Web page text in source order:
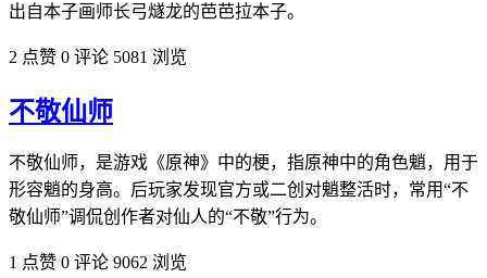
出自本子画师长弓燧龙的芭芭拉本子。
2 点赞 0 评论 5081 浏览
不敬仙师
不敬仙师，是游戏《原神》中的梗，指原神中的角色魈，用于
形容魈的身高。后玩家‌‌‌‌‌‌‌‌‌发现官方或二创对魈整活时，常用“不
敬仙师”调侃创作者对仙人的“不敬”行为。
1 点赞 0 评论 9062 浏览